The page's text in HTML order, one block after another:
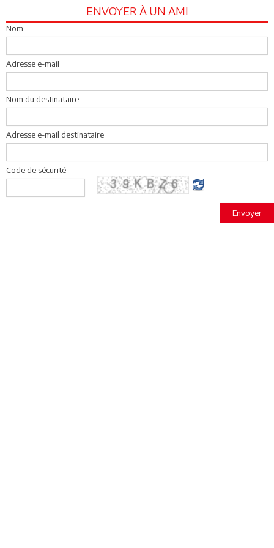
ENVOYER À UN AMI
Nom
Adresse e-mail
Nom du destinataire
Adresse e-mail destinataire
Code de sécurité
Envoyer